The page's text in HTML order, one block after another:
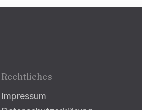
Rechtliches
Impressum